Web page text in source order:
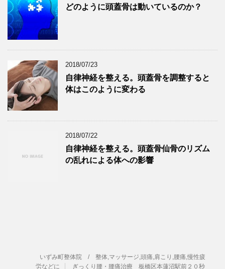
どのように頭蓋骨は動いているのか？
2018/07/23
自律神経を整える。頭蓋骨を調整すると
体はこのように変わる
2018/07/22
自律神経を整える。頭蓋骨仙骨のリズム
の乱れによる体への影響
いずみ町整体院 / 整体,マッサージ,頭痛,肩こり,腰痛,慢性疲
労などに
ぎっくり腰・腰痛治療 板橋区本蓮沼駅前２０秒